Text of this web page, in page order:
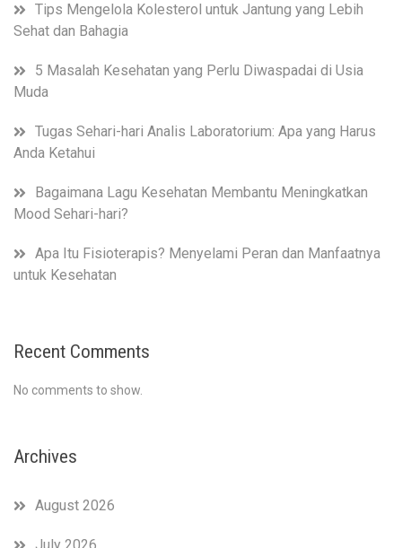
Tips Mengelola Kolesterol untuk Jantung yang Lebih
Sehat dan Bahagia
5 Masalah Kesehatan yang Perlu Diwaspadai di Usia
Muda
Tugas Sehari-hari Analis Laboratorium: Apa yang Harus
Anda Ketahui
Bagaimana Lagu Kesehatan Membantu Meningkatkan
Mood Sehari-hari?
Apa Itu Fisioterapis? Menyelami Peran dan Manfaatnya
untuk Kesehatan
Recent Comments
No comments to show.
Archives
August 2026